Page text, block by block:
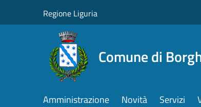
Regione Liguria
Comune di
Amministrazione Novità Servizi